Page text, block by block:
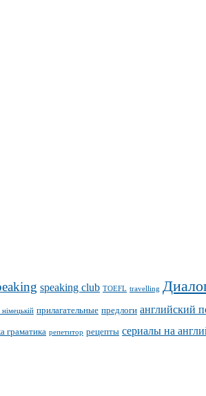
speaking club TOEFL travelling
прилагательные предлоги английский
граматика репетитор рецепты сериалы на